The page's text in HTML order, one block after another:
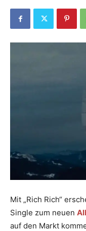
Mit „Rich Rich“
Single zum neuen
auf den Markt